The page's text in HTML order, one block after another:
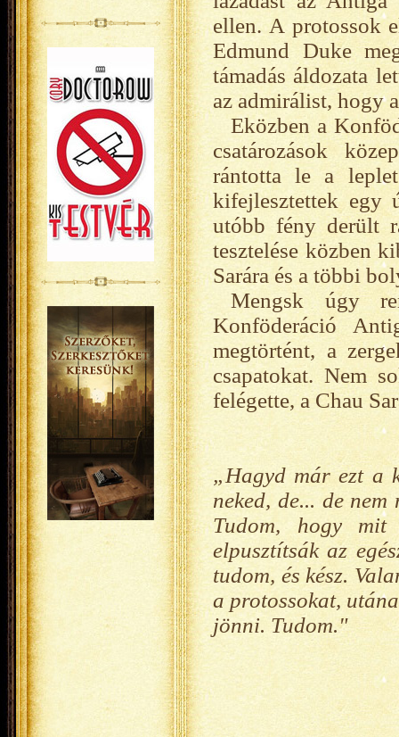
ellen. A protossok
Edmund Duke
támadás áldozata
az admirálist, hogy
Eközben a
csatározások
rántotta le a
kifejlesztettek egy
utóbb fény derült
tesztelése közben
Sarára és a többi
Mengsk úgy
Konföderáció
megtörtént, a
csapatokat. Nem
felégette, a Chau
„Hagyd már ezt a
neked, de... de
Tudom, hogy
elpusztítsák az
tudom, és kész.
a protossokat,
jönni. Tudom."